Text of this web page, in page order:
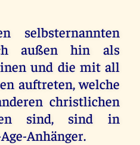
selbsternannten
außen hin als
und die mit all
auftreten, welche
christlichen
sind, sind in
Anhänger.